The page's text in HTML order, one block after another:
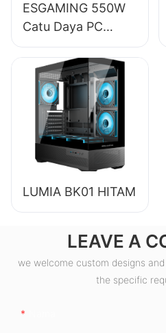
ESGAMING 550W
Catu Daya PC
Desktop
Berkualitas Tinggi
Efisiensi 85% 80+
Bronze ESB550W
LUMIA BK01 HITAM
LEAVE A
we welcome custom designs
the specific